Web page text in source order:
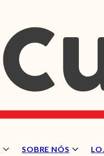
SOBRE NÓS